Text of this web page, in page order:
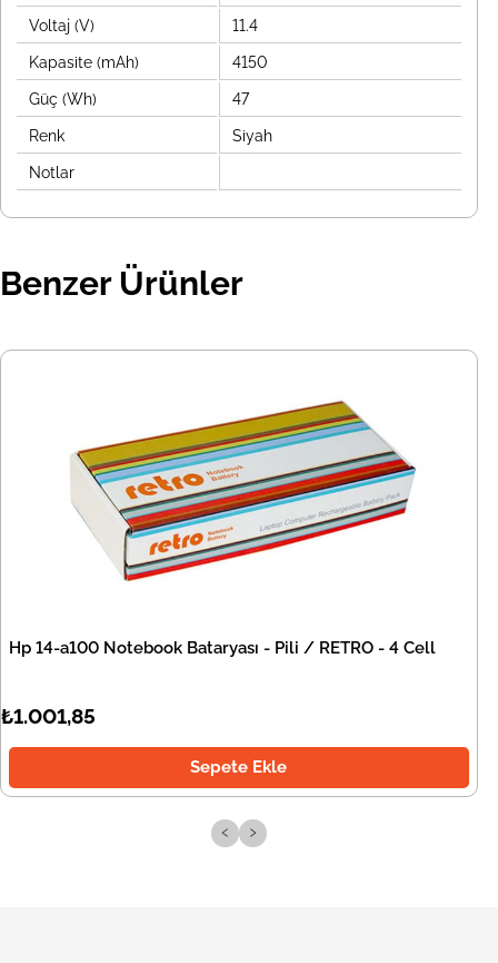
Voltaj (V) 11.4
Kapasite (mAh) 4150
Güç (Wh) 47
Renk Siyah
Notlar
Benzer Ürünler
Hp 14-a100 Notebook Bataryası - Pili / RETRO - 4 Cell
₺1.001,85
Sepete Ekle
‹ ›